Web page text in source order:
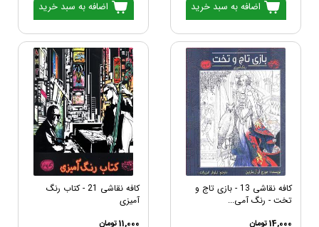
اضافه به سبد خرید اضافه به سبد خرید
کافه نقاشی 13 - بازی تاج و
تخت - رنگ آمی...
14,000 تومان
کافه نقاشی 21 - کتاب رنگ
آمیزی
11,000 تومان